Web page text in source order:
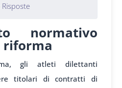
normativo
riforma
gli atleti dilettanti
titolari di contratti di